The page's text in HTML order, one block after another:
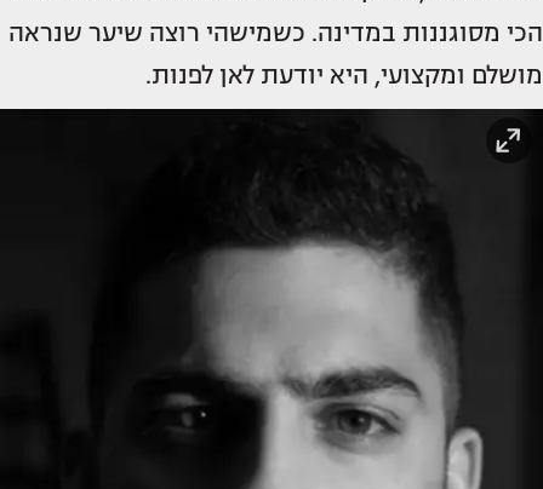
הכי מסוגננות במדינה. כשמישהי רוצה שיער שנראה
מושלם ומקצועי, היא יודעת לאן לפנות.